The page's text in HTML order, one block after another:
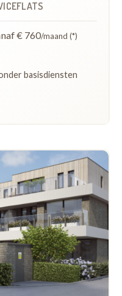
€ 760/maand (*)
basisdiensten